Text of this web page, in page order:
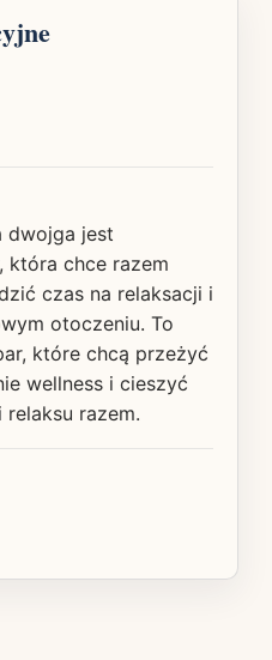
dwojga jest
która chce razem
czas na relaksacji i
otoczeniu. To
które chcą przeżyć
wellness i cieszyć
razem.